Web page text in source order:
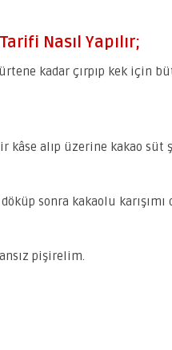
Nasıl Yapılır;
kadar çırpıp kek için
kâse alıp üzerine kakao süt
sonra kakaolu
pişirelim.